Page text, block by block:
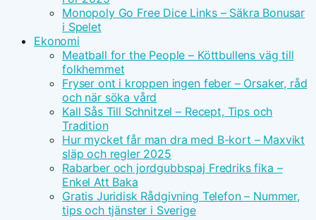
Monopoly Go Free Dice Links – Säkra Bonusar
i Spelet
Ekonomi
Meatball for the People – Köttbullens väg till
folkhemmet
Fryser ont i kroppen ingen feber – Orsaker, råd
och när söka vård
Kall Sås Till Schnitzel – Recept, Tips och
Tradition
Hur mycket får man dra med B-kort – Maxvikt
släp och regler 2025
Rabarber och jordgubbspaj Fredriks fika –
Enkel Att Baka
Gratis Juridisk Rådgivning Telefon – Nummer,
tips och tjänster i Sverige